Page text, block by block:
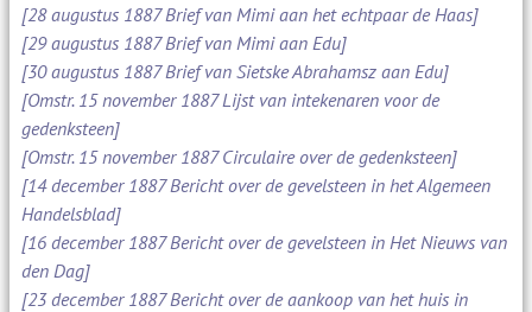
[28 augustus 1887 Brief van Mimi aan het echtpaar de Haas]
[29 augustus 1887 Brief van Mimi aan Edu]
[30 augustus 1887 Brief van Sietske Abrahamsz aan Edu]
[Omstr. 15 november 1887 Lijst van intekenaren voor de
gedenksteen]
[Omstr. 15 november 1887 Circulaire over de gedenksteen]
[14 december 1887 Bericht over de gevelsteen in het Algemeen
Handelsblad]
[16 december 1887 Bericht over de gevelsteen in Het Nieuws van
den Dag]
[23 december 1887 Bericht over de aankoop van het huis in